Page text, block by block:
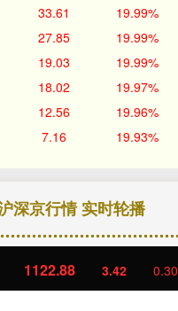
33.61 19.99%
27.85 19.99%
19.03 19.99%
18.02 19.97%
12.56 19.96%
7.16 19.93%
深京行情 实时轮播
1122.88 3.42